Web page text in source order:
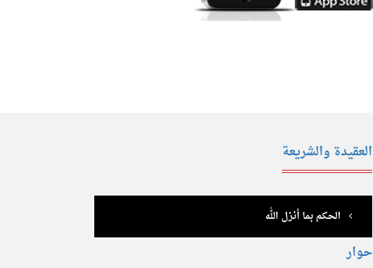
العقيدة والشريعة
الحكم بما أنزل الله
حوار